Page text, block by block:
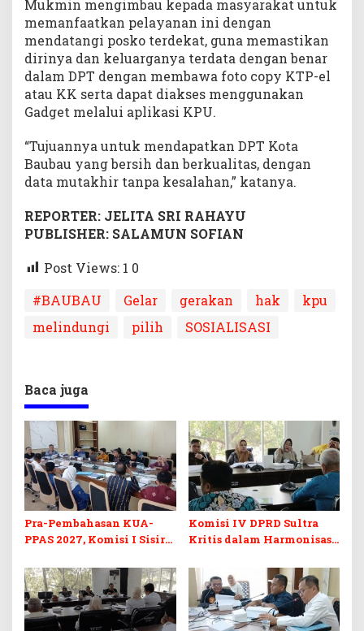
Mukmin mengimbau kepada masyarakat untuk
memanfaatkan pelayanan ini dengan
mendatangi posko terdekat, guna memastikan
dirinya dan keluarganya terdata dengan benar
dalam DPT dengan membawa foto copy KTP-el
atau KK serta dapat diakses menggunakan
Gadget melalui aplikasi KPU.
“Tujuannya untuk mendapatkan DPT Kota
Baubau yang bersih dan berkualitas, dengan
data mutakhir tanpa kesalahan,” katanya.
REPORTER: JELITA SRI RAHAYU
PUBLISHER: SALAMUN SOFIAN
Post Views: 1 0
#BAUBAU
Gelar gerakan hak
kpu
melindungi
pilih SOSIALISASI
Baca juga
Pra-Pembahasan KUA-
PPAS 2027, Komisi I Sisir
Berkelanjutan
Komisi IV DPRD Sultra
Kritis dalam Harmonisasi
Perubahan APBD 2026